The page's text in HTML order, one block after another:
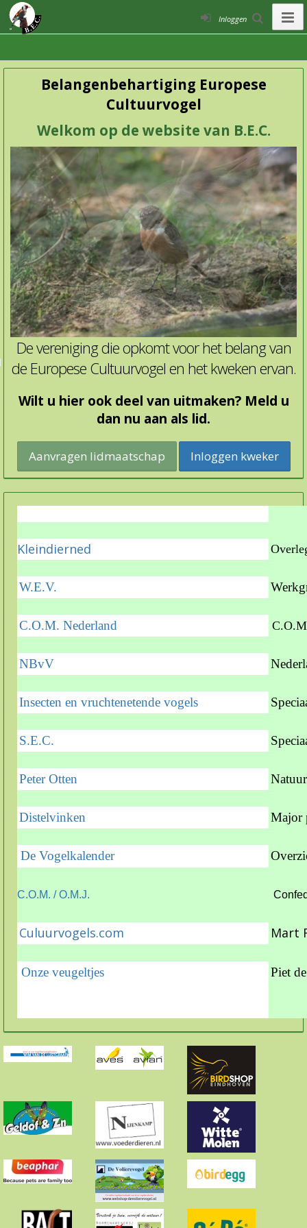
Inloggen
Belangenbehartiging Europese
Cultuurvogel
Welkom op de website van B.E.C.
De vereniging die opkomt voor het belang van
de Europese Cultuurvogel en het kweken ervan.
Wilt u hier ook deel van uitmaken? Meld u
dan nu aan als lid.
Inloggen kweker
Kleindierned
W.E.V.
C.O.M. Nederland
NBvV
Insecten en vruchtenetende vogels
S.E.C.
Peter Otten
Distelvinken Major
De Vogelkalender
C.O.M. / O.M.J.
Culuurvogels.com Mart
Onze veugeltjes Piet